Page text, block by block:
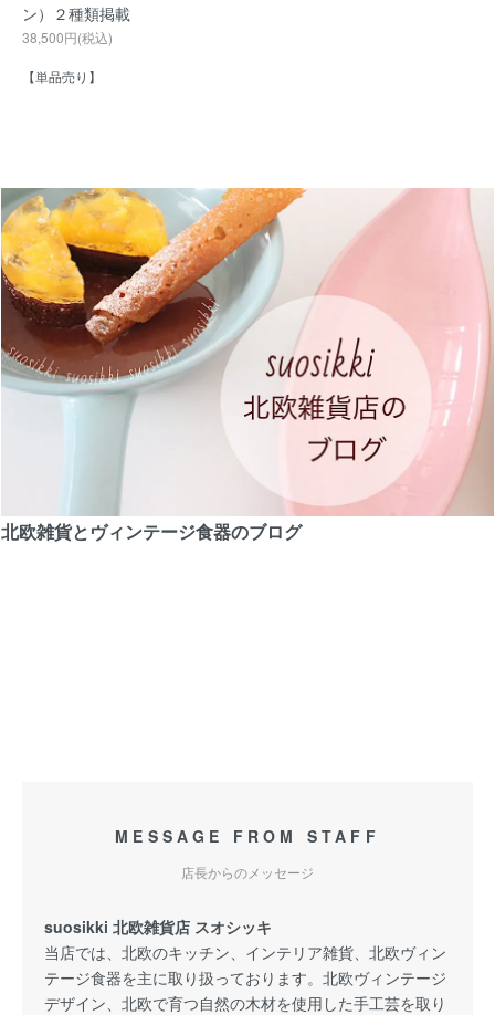
ン）２種類掲載
38,500円(税込)
【単品売り】
北欧雑貨とヴィンテージ食器のブログ
MESSAGE FROM STAFF
店長からのメッセージ
suosikki 北欧雑貨店 スオシッキ
当店では、北欧のキッチン、インテリア雑貨、北欧ヴィン
テージ食器を主に取り扱っております。北欧ヴィンテージ
デザイン、北欧で育つ自然の木材を使用した手工芸を取り